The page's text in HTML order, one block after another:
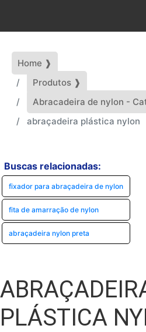
Home ❱
Produtos ❱
Abracadeira de nylon -
abraçadeira plástica nylon
Buscas relacionadas:
fixador para abraçadeira de nylon
fita de amarração de nylon
abraçadeira nylon preta
PLÁSTICA